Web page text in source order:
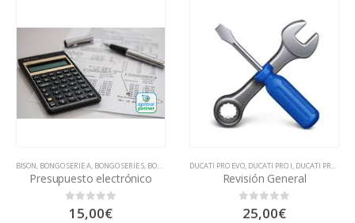
BISON, BONGO SERIE A, BONGO SERIE S, BONGO SERIE Z ,BSK1000 ,CECOTEC,COUGAR ,DUALTRON,
Presupuesto electrónico
out of 5
15,00€
DUCATI PRO EVO, DUCATI PRO I, DUCATI PRO II
Revisión General
0out of 5
25,00€